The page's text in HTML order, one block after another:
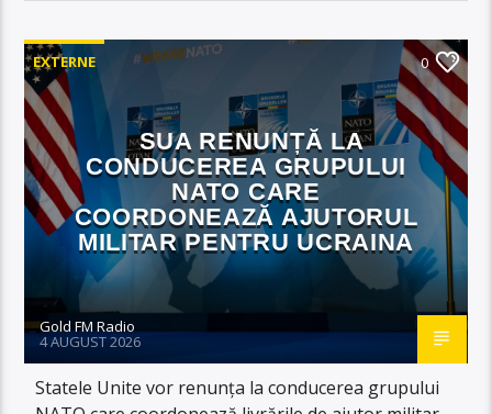
EXTERNE 0
SUA RENUNȚĂ LA
CONDUCEREA GRUPULUI
NATO CARE
COORDONEAZĂ AJUTORUL
MILITAR PENTRU UCRAINA
Gold FM Radio
4 AUGUST 2026
Statele Unite vor renunța la conducerea grupului